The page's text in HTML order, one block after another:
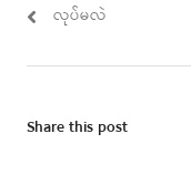
လုပ်မလဲ
Share this post